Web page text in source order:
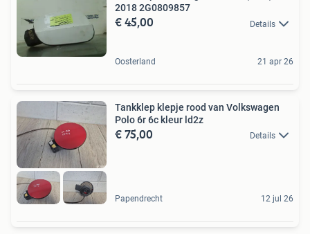
2018 2G0809857
€ 45,00 Details
Oosterland 21 apr 26
Tankklep klepje rood van Volkswagen
Polo 6r 6c kleur ld2z
€ 75,00 Details
Papendrecht 12 jul 26